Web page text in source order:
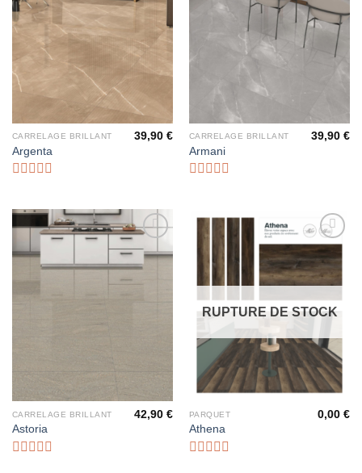
CARRELAGE BRILLANT
Argenta
sur
5
39,90€ CARRELAGE BRILLANT
Armani
39,90€
Ajouter
à la liste
d’envies
CARRELAGE BRILLANT
Astoria
42,90€
Ajouter
à la liste
d’envies
RUPTURE DE STOCK
PARQUET
Athena
0,00€